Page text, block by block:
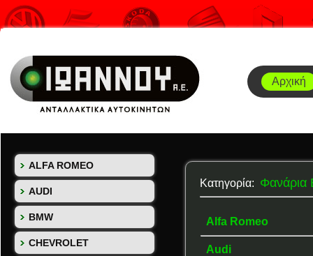
Αρχική
ALFA ROMEO
AUDI
BMW
CHEVROLET
Κατηγορία: Φανάρια
Alfa Romeo
Audi